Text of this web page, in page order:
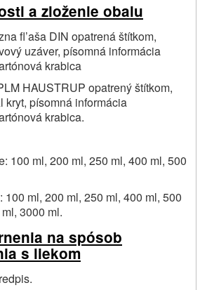
a zloženie obalu
fl’aša DIN opatrená štítkom,
uzáver, písomná informácia
krabica
HAUSTRUP opatrený štítkom,
kryt, písomná informácia
krabica.
ml, 200 ml, 250 ml, 400 ml, 500
ml, 200 ml, 250 ml, 400 ml, 500
3000 ml.
na spósob
s liekom